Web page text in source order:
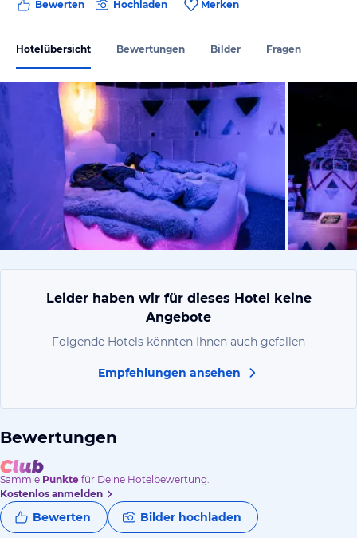
Bewerten Hochladen Merken
Hotelübersicht Bewertungen Bilder Fragen
vom
Leider haben wir für dieses Hotel keine
Angebote
Folgende Hotels könnten Ihnen auch gefallen
Empfehlungen ansehen
Bewertungen
Sammle Punkte für Deine Hotelbewertung.
Kostenlos anmelden
Bewerten Bilder hochladen